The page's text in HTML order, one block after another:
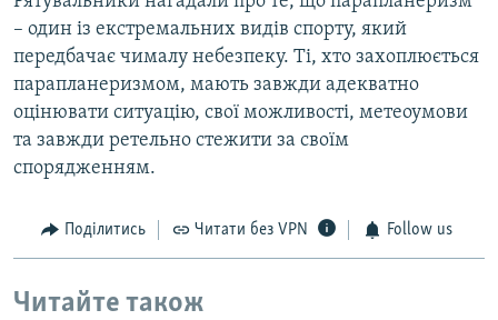
– один із екстремальних видів спорту, який
передбачає чималу небезпеку. Ті, хто захоплюється
парапланеризмом, мають завжди адекватно
оцінювати ситуацію, свої можливості, метеоумови
та завжди ретельно стежити за своїм
спорядженням.
Поділитись Читати без VPN Follow us
Читайте також